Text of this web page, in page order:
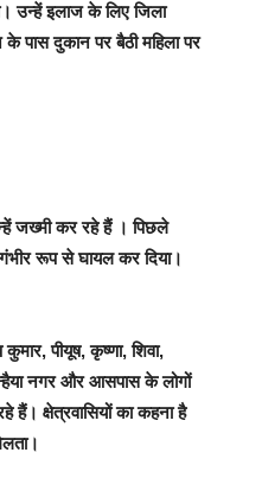
उन्हें इलाज के लिए जिला
के पास दुकान पर बैठी महिला पर
जख्मी कर रहे हैं । पिछले
रूप से घायल कर दिया।
पीयूष, कृष्णा, शिवा,
नगर और आसपास के लोगों
क्षेत्रवासियों का कहना है